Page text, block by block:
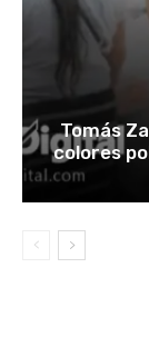
Tomás
colores